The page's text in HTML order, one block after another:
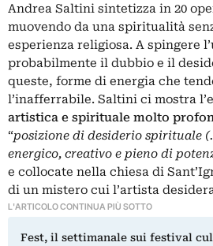
Andrea Saltini sintetizza in 20
muovendo da una spiritualità
esperienza religiosa. A spingere
probabilmente il dubbio e il
queste, forme di energia che
l’inafferrabile. Saltini ci mostra
artistica e spirituale molto
“posizione di desiderio spirituale
energico, creativo e pieno di
e collocate nella chiesa di
di un mistero cui l’artista
L'ARTICOLO CONTINUA PIÙ SOTTO
Fest, il settimanale sui festival